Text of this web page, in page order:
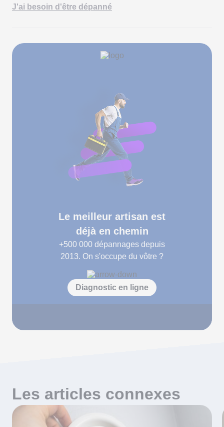
J'ai besoin d'être dépanné
Le meilleur artisan est
déjà en chemin
+500 000 dépannages depuis
2013. On s'occupe du vôtre ?
Diagnostic en ligne
Les articles connexes